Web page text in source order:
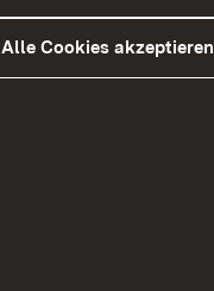
Alle Cookies akzeptieren